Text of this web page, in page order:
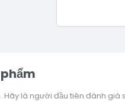
là người đầu tiên đánh giá